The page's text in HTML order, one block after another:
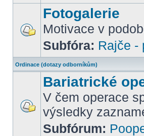
Fotogalerie
Motivace v
Subfóra: Rajče -
Ordinace (dotazy odborníkům)
Bariatrické
V čem operace
výsledky
Subfórum: